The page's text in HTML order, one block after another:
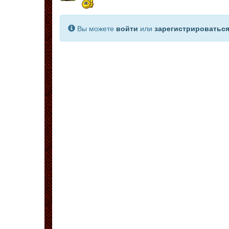
Вы можете войти или зарегистрироваться